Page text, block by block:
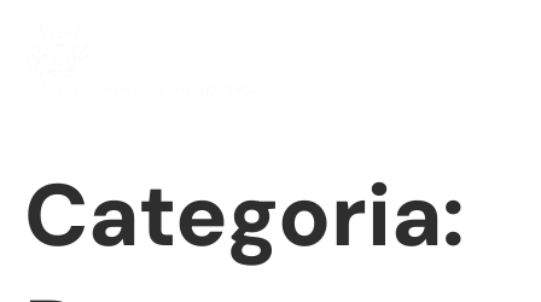
Categoria: